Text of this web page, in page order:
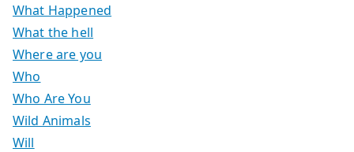
What Happened
What the hell
Where are you
Who
Who Are You
Wild Animals
Will